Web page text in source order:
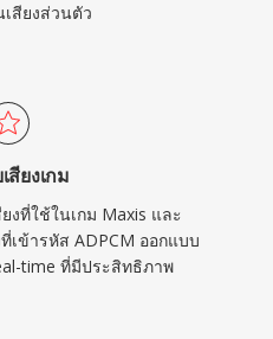
สียงส่วนตัว
สียงเกม
งที่ใช้ในเกม Maxis และ
เข้ารหัส ADPCM ออกแบบ
time ที่มีประสิทธิภาพ